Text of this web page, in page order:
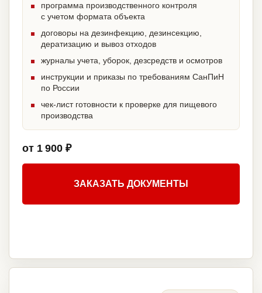
программа производственного контроля
с учетом формата объекта
договоры на дезинфекцию, дезинсекцию,
дератизацию и вывоз отходов
журналы учета, уборок, дезсредств и осмотров
инструкции и приказы по требованиям СанПиН
по России
чек-лист готовности к проверке для пищевого
производства
от 1 900 ₽
ЗАКАЗАТЬ ДОКУМЕНТЫ